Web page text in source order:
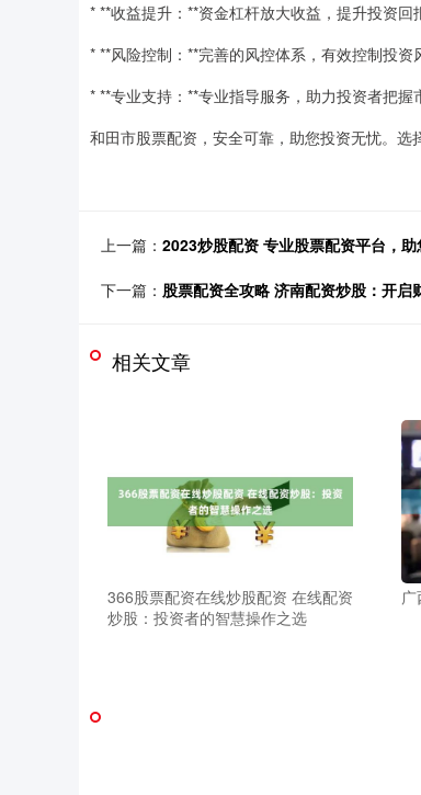
* **收益提升：**资金杠杆放大收益，提升投资回
* **风险控制：**完善的风控体系，有效控制投资
* **专业支持：**专业指导服务，助力投资者把握
和田市股票配资，安全可靠，助您投资无忧。选
上一篇： 2023炒股配资 专业股票配资平台，
下一篇： 股票配资全攻略 济南配资炒股：开启
相关文章
366股票配资在线炒股配资 在线配资
炒股：投资者的智慧操作之选
广